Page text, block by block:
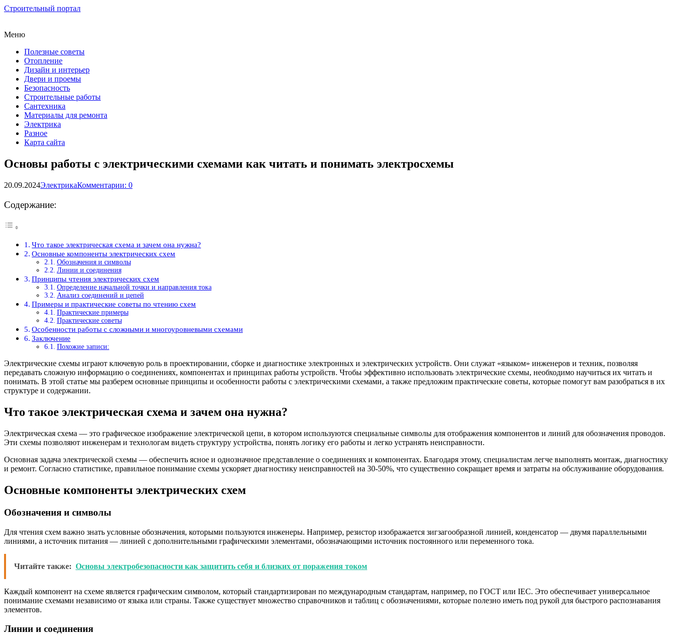
Строительный портал
Меню
Полезные советы
Отопление
Дизайн и интерьер
Двери и проемы
Безопасность
Строительные работы
Сантехника
Материалы для ремонта
Электрика
Разное
Карта сайта
Основы работы с электрическими схемами как читать и понимать электросхемы
20.09.2024ЭлектрикаКомментарии: 0
Содержание:
Что такое электрическая схема и зачем она нужна?
Основные компоненты электрических схем
Обозначения и символы
Линии и соединения
Принципы чтения электрических схем
Определение начальной точки и направления тока
Анализ соединений и цепей
Примеры и практические советы по чтению схем
Практические примеры
Практические советы
Особенности работы с сложными и многоуровневыми схемами
Заключение
Похожие записи:
Электрические схемы играют ключевую роль в проектировании, сборке и диагностике электронных и электрических устройств. Они служат «языком» инженеров и техник, позволяя
передавать сложную информацию о соединениях, компонентах и принципах работы устройств. Чтобы эффективно использовать электрические схемы, необходимо научиться их читать и
понимать. В этой статье мы разберем основные принципы и особенности работы с электрическими схемами, а также предложим практические советы, которые помогут вам разобраться в их
структуре и содержании.
Что такое электрическая схема и зачем она нужна?
Электрическая схема — это графическое изображение электрической цепи, в котором используются специальные символы для отображения компонентов и линий для обозначения проводов.
Эти схемы позволяют инженерам и технологам видеть структуру устройства, понять логику его работы и легко устранять неисправности.
Основная задача электрической схемы — обеспечить ясное и однозначное представление о соединениях и компонентах. Благодаря этому, специалистам легче выполнять монтаж, диагностику
и ремонт. Согласно статистике, правильное понимание схемы ускоряет диагностику неисправностей на 30-50%, что существенно сокращает время и затраты на обслуживание оборудования.
Основные компоненты электрических схем
Обозначения и символы
Для чтения схем важно знать условные обозначения, которыми пользуются инженеры. Например, резистор изображается зигзагообразной линией, конденсатор — двумя параллельными
линиями, а источник питания — линией с дополнительными графическими элементами, обозначающими источник постоянного или переменного тока.
Читайте также: Основы электробезопасности как защитить себя и близких от поражения током
Каждый компонент на схеме является графическим символом, который стандартизирован по международным стандартам, например, по ГОСТ или IEC. Это обеспечивает универсальное
понимание схемами независимо от языка или страны. Также существует множество справочников и таблиц с обозначениями, которые полезно иметь под рукой для быстрого распознавания
элементов.
Линии и соединения